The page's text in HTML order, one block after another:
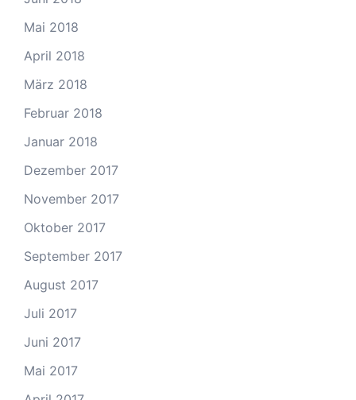
Mai 2018
April 2018
März 2018
Februar 2018
Januar 2018
Dezember 2017
November 2017
Oktober 2017
September 2017
August 2017
Juli 2017
Juni 2017
Mai 2017